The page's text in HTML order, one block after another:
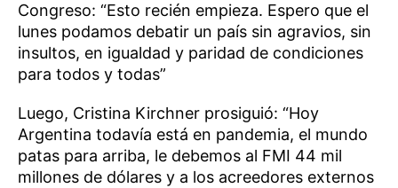
Congreso: “Esto recién empieza. Espero que el
lunes podamos debatir un país sin agravios, sin
insultos, en igualdad y paridad de condiciones
para todos y todas”
Luego, Cristina Kirchner prosiguió: “Hoy
Argentina todavía está en pandemia, el mundo
patas para arriba, le debemos al FMI 44 mil
millones de dólares y a los acreedores externos